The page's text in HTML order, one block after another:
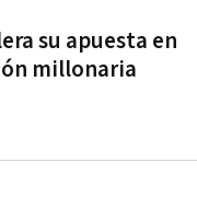
su apuesta en
millonaria